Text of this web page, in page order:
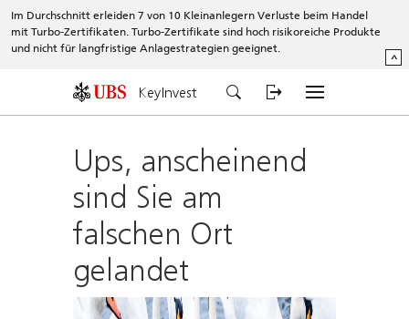
Im Durchschnitt erleiden 7 von 10 Kleinanlegern Verluste beim Handel
mit Turbo-Zertifikaten. Turbo-Zertifikate sind hoch risikoreiche Produkte
und nicht für langfristige Anlagestrategien geeignet.
^
KeyInvest
Ups, anscheinend
sind Sie am
falschen Ort
gelandet